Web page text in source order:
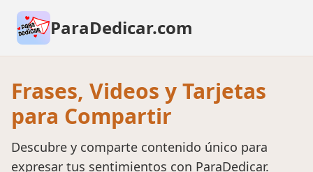
ParaDedicar.com
Frases, Videos y Tarjetas
para Compartir
Descubre y comparte contenido único para
expresar tus sentimientos con ParaDedicar.